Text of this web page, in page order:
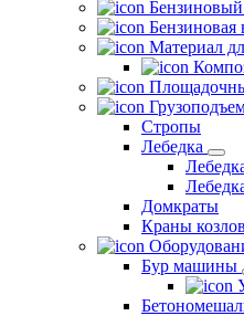
Бензиновая
Материал
Стропы
Лебедка
Домкраты
Краны
Бур машины